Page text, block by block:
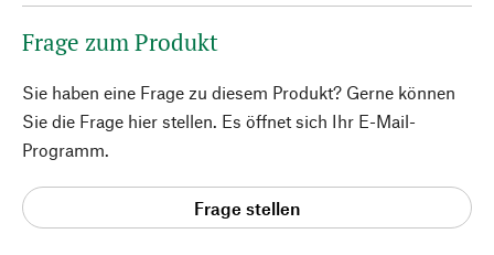
Frage zum Produkt
Sie haben eine Frage zu diesem Produkt? Gerne können
Sie die Frage hier stellen. Es öffnet sich Ihr E-Mail-
Programm.
Frage stellen